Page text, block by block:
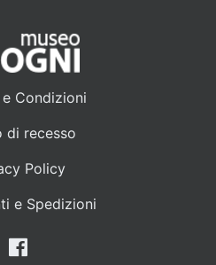
Condizioni
di recesso
Policy
e Spedizioni